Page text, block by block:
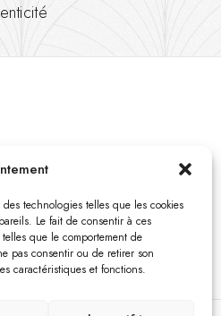
technologies telles que les cookies
Le fait de consentir à ces
que le comportement de
pas consentir ou de retirer son
caractéristiques et fonctions.